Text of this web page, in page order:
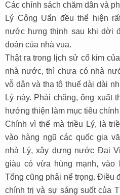
Các chính sách chăm dân và
Lý Công Uẩn đều thể hiện
nước hưng thịnh sau khi dời
đoán của nhà vua.
Thật ra trong lịch sử cổ kim
nhà nước, thì chưa có nhà
vỗ dân và tha tô thuế dài dài
Lý này. Phải chăng, ông xuất
hướng thiện làm mục tiêu
Chính vì thế mà triều Lý, là
vào hàng ngũ các quốc gia
nhà Lý, xây dựng nước Đại
giàu có vừa hùng mạnh, vào
Tống cũng phải nể trọng. Điều
chính trị và sự sáng suốt của